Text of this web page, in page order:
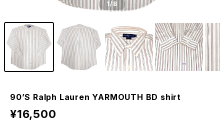
1/8
90’S Ralph Lauren YARMOUTH BD shirt
¥16,500